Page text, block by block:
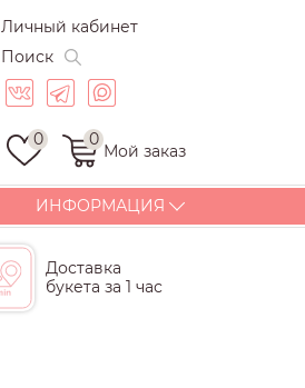
Личный кабинет
Поиск
0 0
Мой заказ
ИНФОРМАЦИЯ
ОПЛАТА
СТАТЬИ
Доставка
букета за 1 час